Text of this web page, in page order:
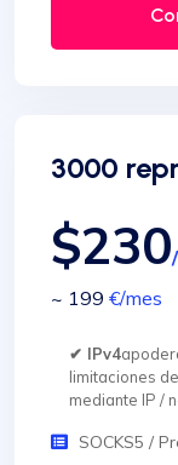
3000
$230
~ 199 €/mes
✔ IPv4
limitaciones
mediante IP /
SOCKS5 /